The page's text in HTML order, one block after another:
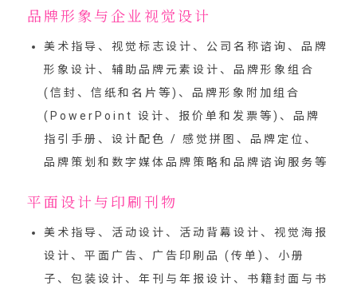
品牌形象与企业视觉设计
美术指导、视觉标志设计、公司名称谘询、品牌
形象设计、辅助品牌元素设计、品牌形象组合
(信封、信纸和名片等)、品牌形象附加组合
(PowerPoint 设计、报价单和发票等)、品牌
指引手册、设计配色 / 感觉拼图、品牌定位、
品牌策划和数字媒体品牌策略和品牌谘询服务等
平面设计与印刷刊物
美术指导、活动设计、活动背幕设计、视觉海报
设计、平面广告、广告印刷品 (传单)、小册
子、包装设计、年刊与年报设计、书籍封面与书